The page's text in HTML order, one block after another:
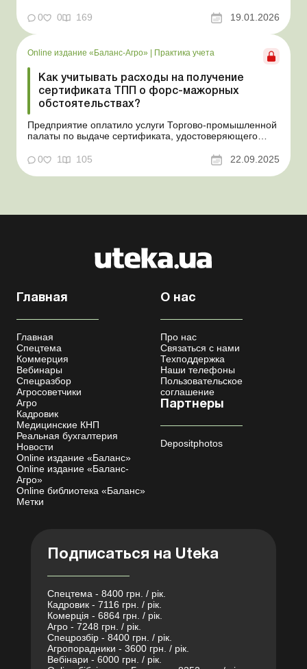
представительства юрлиц, созданных согласно
законодательству иностранного государства. В статье
расскажем, в какие сроки и по каким формам нужно
подавать финотчет...
0 0 169 19.01.2026
Online издание «Баланс-Агро» | Практика учета
Как учитывать расходы на получение
сертификата ТПП о форс-мажорных
обстоятельствах?
Предприятие оплатило услуги Торгово-промышленной
палаты по выдаче сертификата, удостоверяющего
расходы и на какой бухгалтерский счет отнести сумму
такой оплаты? Баланс-Агро № 38 от 23 сентября 2025
года Практическая ситуация Предприятие оплатило у...
0 1 105 22.09.2025
Главная
Главная
Спецтема
Коммерция
Вебинары
Спецразбор
Агросоветчики
Агро
Кадровик
Медицинские КНП
Реальная бухгалтерия
Новости
Online издание «Баланс»
Online издание «Баланс-
Агро»
Online библиотека «Баланс»
Метки
О нас
Про нас
Связаться с нами
Техподдержка
Наши телефоны
Пользовательское
соглашение
Партнеры
Depositphotos
Подписаться на Uteka
Спецтема - 8400 грн. / рік.
Кадровик - 7116 грн. / рік.
Комерція - 6864 грн. / рік.
Агро - 7248 грн. / рік.
Спецрозбір - 8400 грн. / рік.
Агропорадники - 3600 грн. / рік.
Вебінари - 6000 грн. / рік.